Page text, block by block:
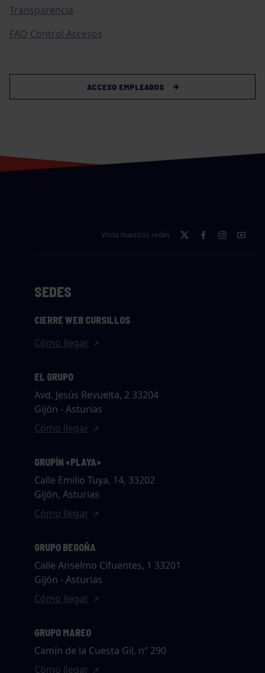
Transparencia
FAQ Control Accesos
ACCESO EMPLEADOS
Visita nuestras redes
SEDES
CIERRE WEB CURSILLOS
Cómo llegar
EL GRUPO
Avd. Jesús Revuelta, 2 33204
Gijón - Asturias
Cómo llegar
GRUPÍN «PLAYA»
Calle Emilio Tuya, 14, 33202
Gijón, Asturias
Cómo llegar
GRUPO BEGOÑA
Calle Anselmo Cifuentes, 1 33201
Gijón - Asturias
Cómo llegar
GRUPO MAREO
Camín de la Cuesta Gil, nº 290
Cómo llegar